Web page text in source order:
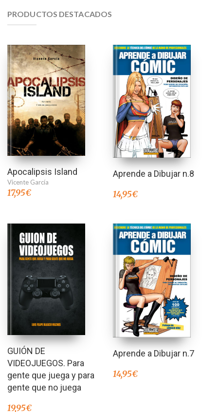
PRODUCTOS DESTACADOS
Apocalipsis Island
Vicente García
17,95€
Aprende a Dibujar n.8
14,95€
GUIÓN DE
VIDEOJUEGOS. Para
gente que juega y para
gente que no juega
19,95€
Aprende a Dibujar n.7
14,95€